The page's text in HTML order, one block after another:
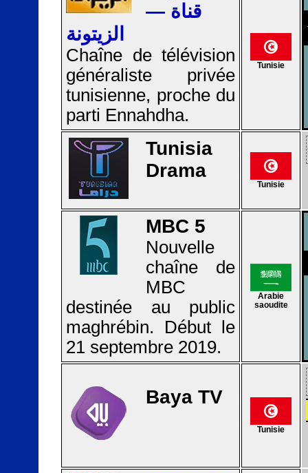
— قناة
الزيتونة
Chaîne de télévision
généraliste privée
tunisienne, proche du
parti Ennahdha.
Tunisie
Tunisia
Drama
Tunisie
MBC 5
Nouvelle
chaîne de
MBC
destinée au public
maghrébin. Début le
21 septembre 2019.
Arabie
saoudite
Baya TV
Tunisie